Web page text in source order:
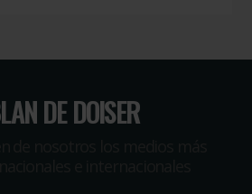
DE DOISER